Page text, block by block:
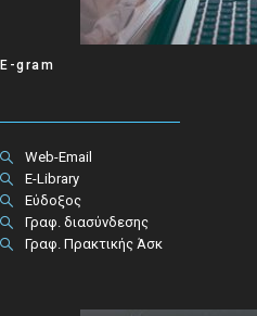
E-gram
Web-Email
E-Library
Εύδοξος
Γραφ. διασύνδεσης
Γραφ. Πρακτικής Άσκ